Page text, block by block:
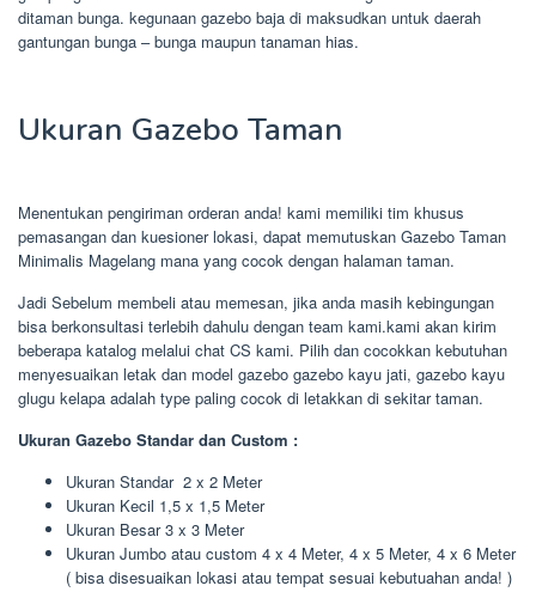
ditaman bunga. kegunaan gazebo baja di maksudkan untuk daerah
gantungan bunga – bunga maupun tanaman hias.
Ukuran Gazebo Taman
Menentukan pengiriman orderan anda! kami memiliki tim khusus
pemasangan dan kuesioner lokasi, dapat memutuskan Gazebo Taman
Minimalis Magelang mana yang cocok dengan halaman taman.
Jadi Sebelum membeli atau memesan, jika anda masih kebingungan
bisa berkonsultasi terlebih dahulu dengan team kami.kami akan kirim
beberapa katalog melalui chat CS kami. Pilih dan cocokkan kebutuhan
menyesuaikan letak dan model gazebo gazebo kayu jati, gazebo kayu
glugu kelapa adalah type paling cocok di letakkan di sekitar taman.
Ukuran Gazebo Standar dan Custom :
Ukuran Standar 2 x 2 Meter
Ukuran Kecil 1,5 x 1,5 Meter
Ukuran Besar 3 x 3 Meter
Ukuran Jumbo atau custom 4 x 4 Meter, 4 x 5 Meter, 4 x 6 Meter
( bisa disesuaikan lokasi atau tempat sesuai kebutuahan anda! )